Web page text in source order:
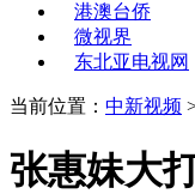
港澳台侨
微视界
东北亚电视网
当前位置： 中新视频
张惠妹大